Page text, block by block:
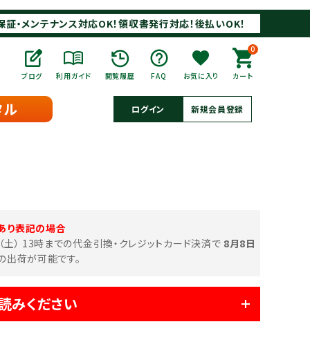
証・メンテナンス対応OK！領収書発行対応！後払いOK！
ブログ 利用ガイド 閲覧履歴 FAQ お気に入り
0
カート
ログイン 新規会員登録
り表記の場合
土） 13時までの代金引換・クレジットカード決済で 8月8日
出荷が可能です。
みください